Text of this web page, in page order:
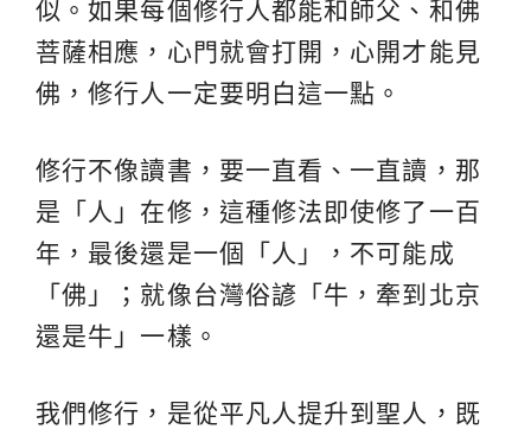
似。如果每個修行人都能和師父、和佛
菩薩相應，心門就會打開，心開才能見
佛，修行人一定要明白這一點。
修行不像讀書，要一直看、一直讀，那
是「人」在修，這種修法即使修了一百
年，最後還是一個「人」，不可能成
「佛」；就像台灣俗諺「牛，牽到北京
還是牛」一樣。
我們修行，是從平凡人提升到聖人，既